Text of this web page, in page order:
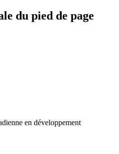
du pied de page
en développement